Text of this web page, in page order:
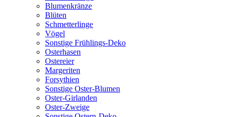
Blumenkränze
Blüten
Schmetterlinge
Vögel
Sonstige Frühlings-Deko
Osterhasen
Ostereier
Margeriten
Forsythien
Sonstige Oster-Blumen
Oster-Girlanden
Oster-Zweige